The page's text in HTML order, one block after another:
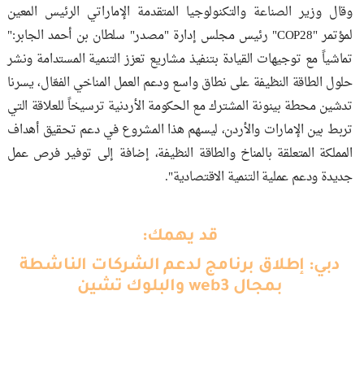
وقال وزير الصناعة والتكنولوجيا المتقدمة الإماراتي الرئيس المعين
لمؤتمر "COP28" رئيس مجلس إدارة "مصدر" سلطان بن أحمد الجابر:"
تماشياً مع توجيهات القيادة بتنفيذ مشاريع تعزز التنمية المستدامة ونشر
حلول الطاقة النظيفة على نطاق واسع ودعم العمل المناخي الفعّال، يسرنا
تدشين محطة بينونة المشترك مع الحكومة الأردنية ترسيخاً للعلاقة التي
تربط بين الإمارات والأردن، ليسهم هذا المشروع في دعم تحقيق أهداف
المملكة المتعلقة بالمناخ والطاقة النظيفة، إضافة إلى توفير فرص عمل
جديدة ودعم عملية التنمية الاقتصادية".
قد يهمك:
دبي: إطلاق برنامج لدعم الشركات الناشطة
بمجال web3 والبلوك تشين